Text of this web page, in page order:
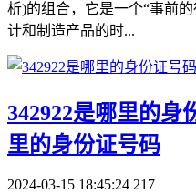
析)的组合，它是一个“事前
计和制造产品的时...
​342922是哪里的身
里的身份证号码
2024-03-15 18:45:24 217